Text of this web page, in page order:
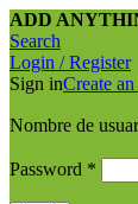
ADD
Search
Login / Register
Sign inCreate
Nombre de
Password *